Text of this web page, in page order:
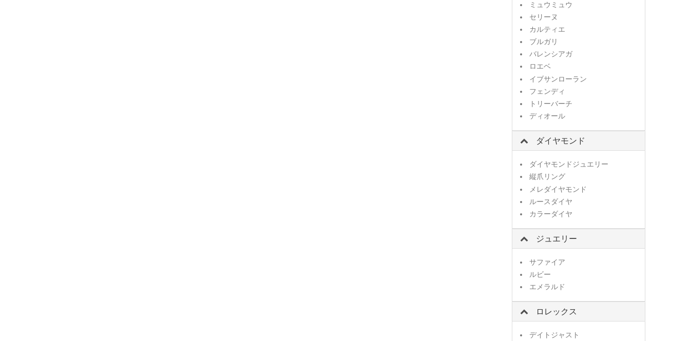
ミュウミュウ
セリーヌ
カルティエ
ブルガリ
バレンシアガ
ロエベ
イブサンローラン
フェンディ
トリーバーチ
ディオール
ダイヤモンド
ダイヤモンドジュエリー
縦爪リング
メレダイヤモンド
ルースダイヤ
カラーダイヤ
ジュエリー
サファイア
ルビー
エメラルド
ロレックス
デイトジャスト